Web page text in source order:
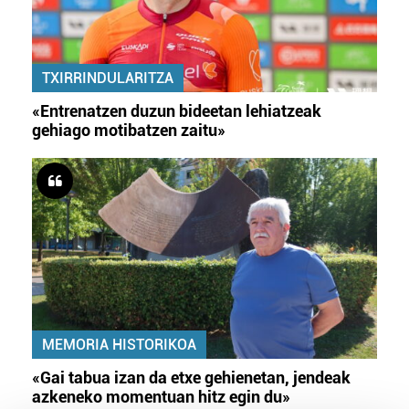
TXIRRINDULARITZA
«Entrenatzen duzun bideetan lehiatzeak
gehiago motibatzen zaitu»
MEMORIA HISTORIKOA
«Gai tabua izan da etxe gehienetan, jendeak
azkeneko momentuan hitz egin du»